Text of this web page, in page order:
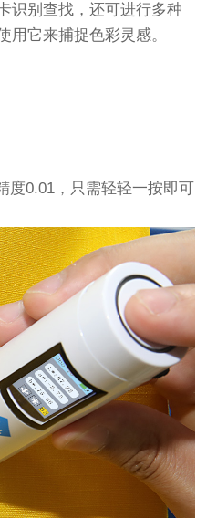
识别查找，还可进行多种
用它来捕捉色彩灵感。
度0.01，只需轻轻一按即可